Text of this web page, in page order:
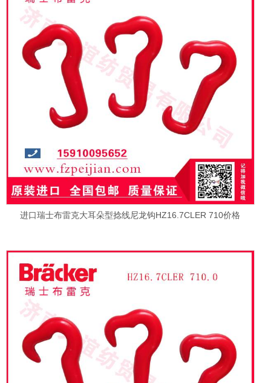
进口瑞士布雷克大耳朵型捻线尼龙钩HZ16.7CLER 710价格